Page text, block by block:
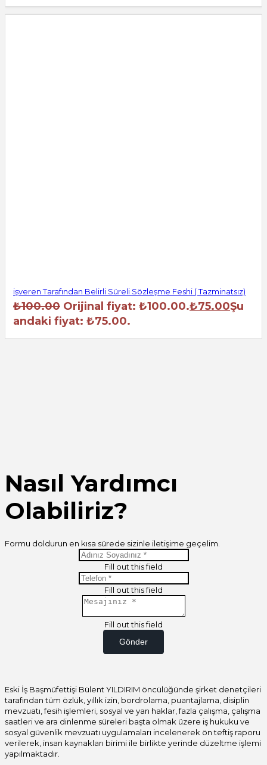
işveren Tarafından Belirli Süreli Sözleşme Feshi ( Tazminatsız)
₺100.00 Orijinal fiyat: ₺100.00.₺75.00Şu
andaki fiyat: ₺75.00.
Nasıl Yardımcı
Olabiliriz?
Formu doldurun en kısa sürede sizinle iletişime geçelim.
Fill out this field
Fill out this field
Fill out this field
Gönder
Eski İş Başmüfettişi Bülent YILDIRIM öncülüğünde şirket denetçileri
tarafından tüm özlük, yıllık izin, bordrolama, puantajlama, disiplin
mevzuatı, fesih işlemleri, sosyal ve yan haklar, fazla çalışma, çalışma
saatleri ve ara dinlenme süreleri başta olmak üzere iş hukuku ve
sosyal güvenlik mevzuatı uygulamaları incelenerek ön teftiş raporu
verilerek, insan kaynakları birimi ile birlikte yerinde düzeltme işlemi
yapılmaktadır.